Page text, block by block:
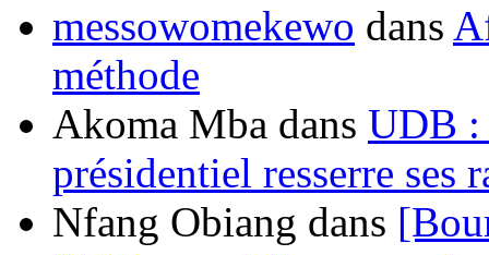
messowomekewo dans
méthode
Akoma Mba dans UDB :
présidentiel resserre ses
Nfang Obiang dans